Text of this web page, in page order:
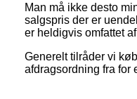
Man må ikke desto
salgspris der er
er heldigvis omfattet
Generelt tilråder vi
afdragsordning fra for